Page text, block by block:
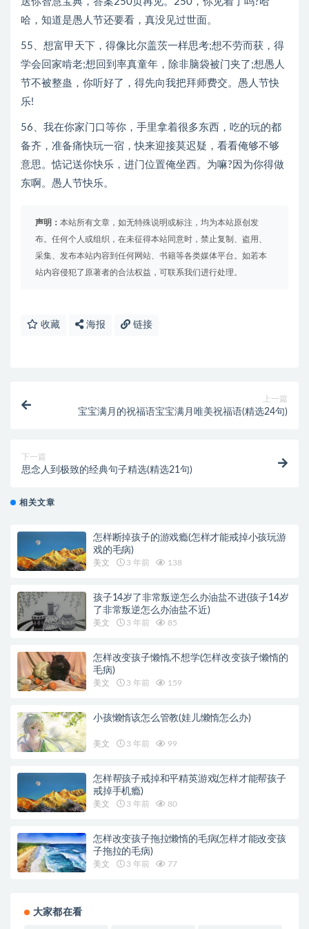
哈，知道是愚人节还要看，真没见过世面。
55、想富甲天下，得像比尔盖茨一样思考;想不劳而获，得
学会回家啃老;想回到率真童年，除非脑袋被门夹了;想愚人
节不被整蛊，你听好了，得先向我把拜师费交。愚人节快
乐!
56、我在你家门口等你，手里拿着很多东西，吃的玩的都
备齐，准备痛快玩一宿，快来迎接莫迟疑，看看俺够不够
意思。惦记送你快乐，进门位置俺坐西。为嘛?因为你得做
东啊。愚人节快乐。
声明： 本站所有文章，如无特殊说明或标注，均为本站原创发
布。任何个人或组织，在未征得本站同意时，禁止复制、盗用、
采集、发布本站内容到任何网站、书籍等各类媒体平台。如若本
站内容侵犯了原著者的合法权益，可联系我们进行处理。
收藏 海报 链接
上一篇
宝宝满月的祝福语宝宝满月唯美祝福语(精选24句)
下一篇
思念人到极致的经典句子精选(精选21句)
相关文章
怎样断掉孩子的游戏瘾(怎样才能戒掉小孩玩游
戏的毛病)
美文 3 年前 138
孩子14岁了非常叛逆怎么办油盐不进(孩子14岁
了非常叛逆怎么办油盐不近)
美文 3 年前 85
怎样改变孩子懒惰,不想学(怎样改变孩子懒惰的
毛病)
美文 3 年前 159
小孩懒惰该怎么管教(娃儿懒惰怎么办)
美文 3 年前 99
怎样帮孩子戒掉和平精英游戏(怎样才能帮孩子
戒掉手机瘾)
美文 3 年前 80
怎样改变孩子拖拉懒惰的毛病(怎样才能改变孩
子拖拉的毛病)
美文 3 年前 77
大家都在看